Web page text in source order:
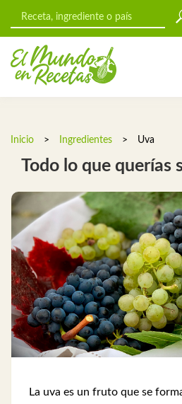
Inicio > Ingredientes > Uva
Todo lo que querías
La uva es un fruto que se